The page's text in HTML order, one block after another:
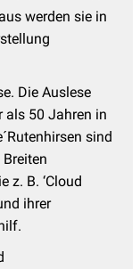
werden sie in
Die Auslese
als 50 Jahren in
sind
z. B. ‘Cloud
ihrer